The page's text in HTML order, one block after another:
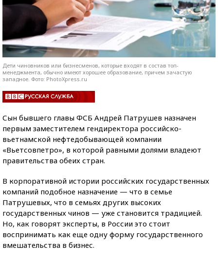
Дети чиновников или бизнесменов, которые входят в состав топ-
менеджмента, обычно имеют хорошее образование, причем зачастую
западное. Фото: PhotoXpress.ru
Сын бывшего главы ФСБ Андрей Патрушев назначен
первым заместителем гендиректора российско-
вьетнамской нефтедобывающей компании
«Вьетсовпетро», в которой равными долями владеют
правительства обеих стран.
В корпоративной истории российских государственных
компаний подобное назначение — что в семье
Патрушевых, что в семьях других высоких
государственных чинов — уже становится традицией.
Но, как говорят эксперты, в России это стоит
воспринимать как еще одну форму государственного
вмешательства в бизнес.